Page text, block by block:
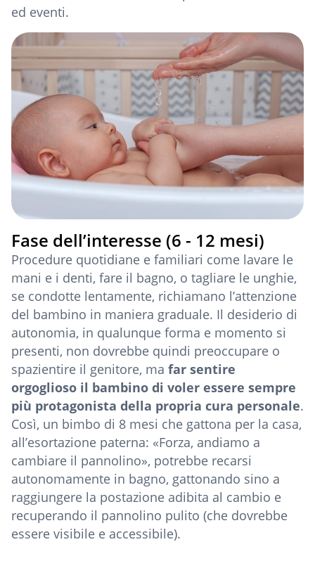
ed eventi.
Fase dell’interesse (6 - 12 mesi)
Procedure quotidiane e familiari come lavare le
mani e i denti, fare il bagno, o tagliare le unghie,
se condotte lentamente, richiamano l’attenzione
del bambino in maniera graduale. Il desiderio di
autonomia, in qualunque forma e momento si
presenti, non dovrebbe quindi preoccupare o
spazientire il genitore, ma far sentire
orgoglioso il bambino di voler essere sempre
più protagonista della propria cura personale.
Così, un bimbo di 8 mesi che gattona per la casa,
all’esortazione paterna: «Forza, andiamo a
cambiare il pannolino», potrebbe recarsi
autonomamente in bagno, gattonando sino a
raggiungere la postazione adibita al cambio e
recuperando il pannolino pulito (che dovrebbe
essere visibile e accessibile).